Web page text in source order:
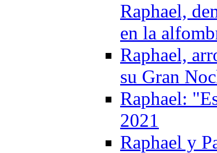
Raphael,
en la
Raphael,
su Gran
Raphael:
2021
Raphael y